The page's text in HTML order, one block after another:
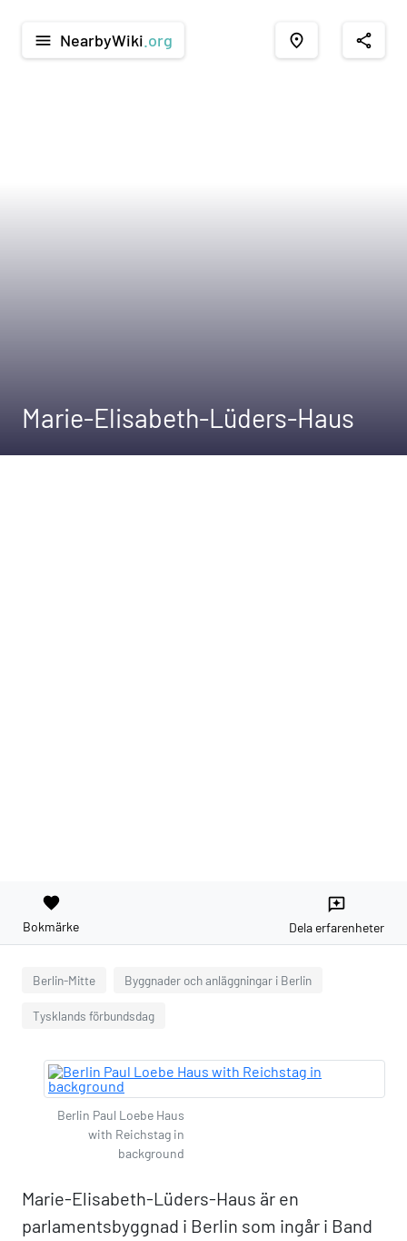
menu NearbyWiki .org place share
Marie-Elisabeth-Lüders-Haus
favorite
Bokmärke
reviews
Dela erfarenheter
Berlin-Mitte Byggnader och anläggningar i Berlin
Tysklands förbundsdag
Berlin Paul Loebe Haus
with Reichstag in
background
Marie-Elisabeth-Lüders-Haus är en
parlamentsbyggnad i Berlin som ingår i Band